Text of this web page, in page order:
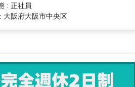
: 正社員
大阪府大阪市中央区